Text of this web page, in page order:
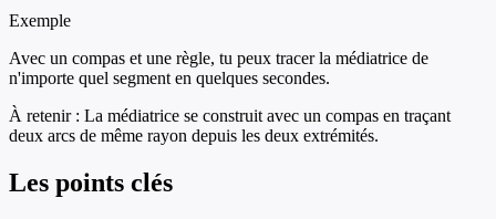
Exemple
Avec un compas et une règle, tu peux tracer la médiatrice de
n'importe quel segment en quelques secondes.
À retenir : La médiatrice se construit avec un compas en traçant
deux arcs de même rayon depuis les deux extrémités.
Les points clés